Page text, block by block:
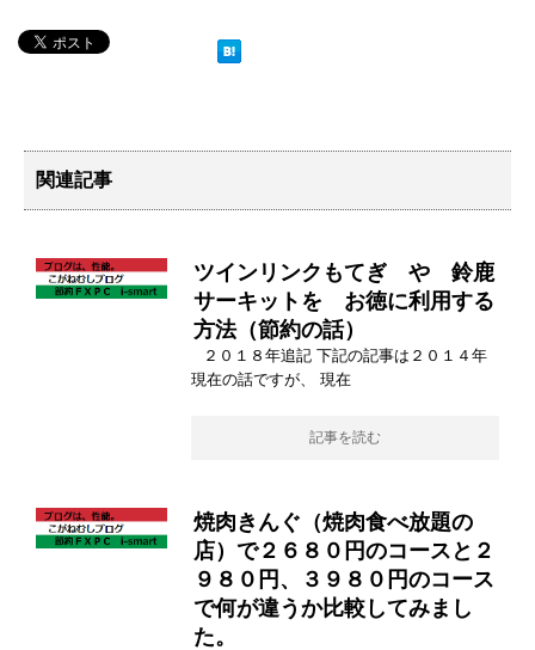
関連記事
ツインリンクもてぎ や 鈴鹿
サーキットを お徳に利用する
方法（節約の話）
２０１８年追記 下記の記事は２０１４年
現在の話ですが、 現在
記事を読む
焼肉きんぐ（焼肉食べ放題の
店）で２６８０円のコースと２
９８０円、３９８０円のコース
で何が違うか比較してみまし
た。